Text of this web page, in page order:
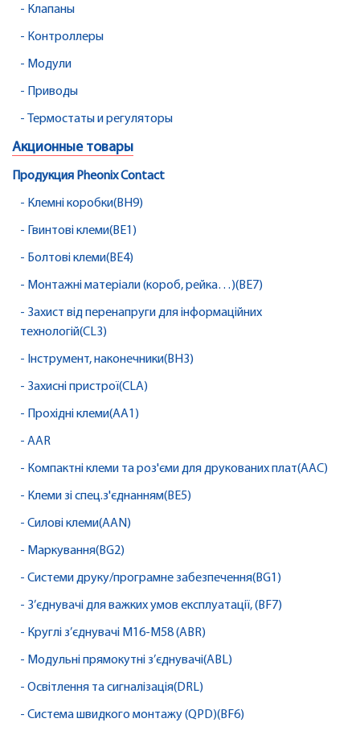
- Клапаны
- Контроллеры
- Модули
- Приводы
- Термостаты и регуляторы
Акционные товары
Продукция Pheonix Contact
- Клемні коробки(BH9)
- Гвинтові клеми(BE1)
- Болтові клеми(BE4)
- Монтажні матеріали (короб, рейка…)(BE7)
- Захист від перенапруги для інформаційних
технологій(CL3)
- Інструмент, наконечники(BH3)
- Захисні пристрої(CLA)
- Прохідні клеми(AA1)
- AAR
- Компактні клеми та роз'єми для друкованих плат(AAC)
- Клеми зі спец.з'єднанням(BE5)
- Силові клеми(AAN)
- Маркування(BG2)
- Системи друку/програмне забезпечення(BG1)
- З’єднувачі для важких умов експлуатації, (BF7)
- Круглі з’єднувачі M16-M58 (ABR)
- Модульні прямокутні з’єднувачі(ABL)
- Освітлення та сигналізація(DRL)
- Система швидкого монтажу (QPD)(BF6)